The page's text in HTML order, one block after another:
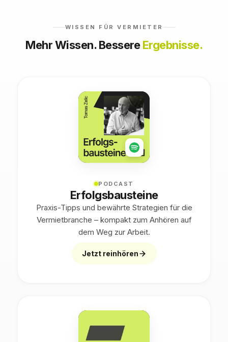
WISSEN FÜR VERMIETER
Mehr Wissen. BessereErgebnisse.
PODCAST
Erfolgsbausteine
Praxis-Tipps und bewährte Strategien für die
Vermietbranche – kompakt zum Anhören auf
dem Weg zur Arbeit.
Jetzt reinhören